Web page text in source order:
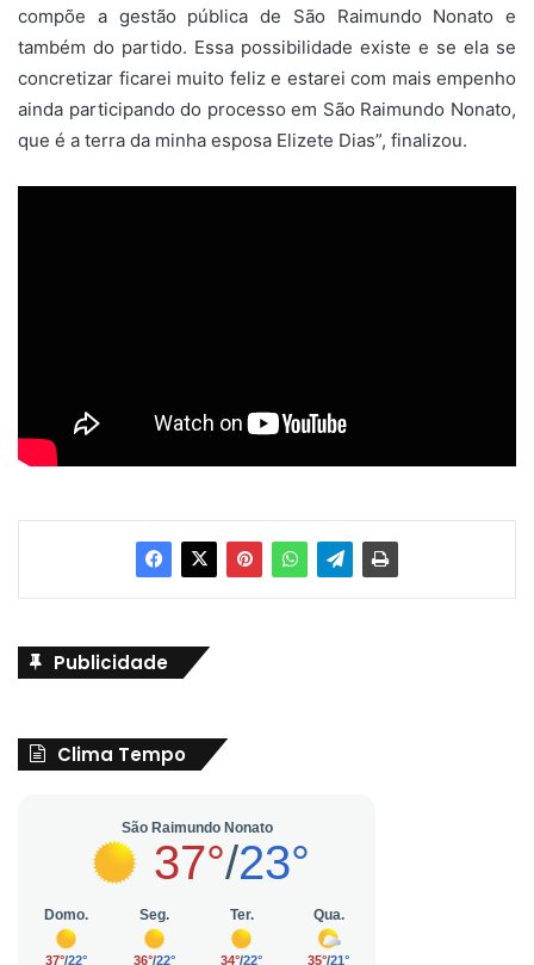
compõe a gestão pública de São Raimundo Nonato e
também do partido. Essa possibilidade existe e se ela se
concretizar ficarei muito feliz e estarei com mais empenho
ainda participando do processo em São Raimundo Nonato,
que é a terra da minha esposa Elizete Dias”, finalizou.
Publicidade
Clima Tempo